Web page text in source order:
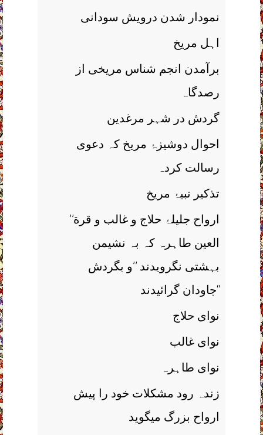
نمودار شدن درویش سودانی
اہل مریخ
برآمدن انجم شناس مریخی از
رصدگاہ
گردش در شہر مرغدین
احوال دوشیزۂ مریخ کہ دعوی
رسالت کردہ
تذکیر نبیۂ مریخ
’’ارواح جلیلۂ حلاج و غالب و قرة
العین طاہرہ کہ بہ نشیمن
بہشتی نگرویدند ’’و بگردش
جاودان گرائیدند‘‘
نوای حلاج
نوای غالب
نوای طاہرہ
زندہ رود مشکلات خود را پیش
ارواح بزرگ میگوید